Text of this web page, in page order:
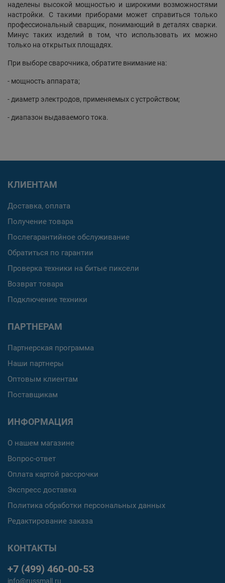
наделены высокой мощностью и широкими возможностями
настройки. С такими приборами может справиться только
профессиональный сварщик, понимающий в деталях сварки.
Минус таких изделий в том, что использовать их можно
только на открытых площадях.
При выборе сварочника, обратите внимание на:
- мощность аппарата;
- диаметр электродов, применяемых с устройством;
- диапазон выдаваемого тока.
КЛИЕНТАМ
Доставка, оплата
Получение товара
Послегарантийное обслуживание
Обратиться по гарантии
Проверка техники на битые пиксели
Возврат товара
Подключение техники
ПАРТНЕРАМ
Партнерская программа
Наши партнеры
Оптовым клиентам
Поставщикам
ИНФОРМАЦИЯ
О нашем магазине
Вопрос-ответ
Оплата картой рассрочки
Экспресс доставка
Политика обработки персональных данных
Редактирование заказа
КОНТАКТЫ
+7 (499) 460-00-53
info@russmall.ru